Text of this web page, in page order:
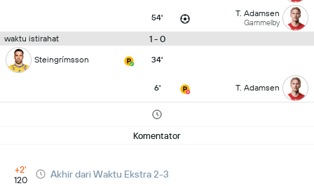
54' T. Adamsen
Gammelby
waktu istirahat 1 - 0
Steingrímsson 34'
6' T. Adamsen
Komentator
+2'
120
Akhir dari Waktu Ekstra 2-3